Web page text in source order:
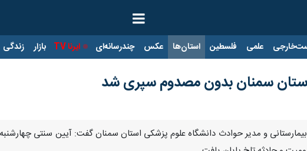
علمی فلسطین استان‌ها عکس چندرسانه‌ای ایرنا TV بازار زندگی